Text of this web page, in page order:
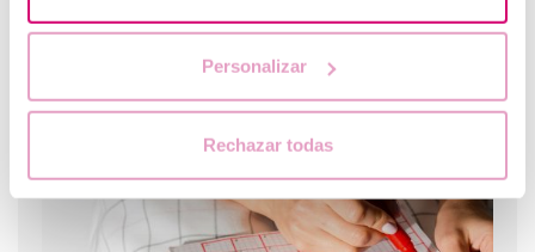
Personalizar
Rechazar todas
Què passa si mantinc relacions sexuals després d'una